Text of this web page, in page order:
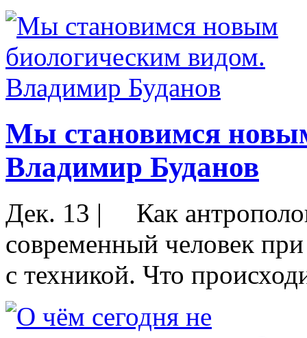
Мы становимся
Владимир Буданов
Дек. 13 |
Как
современный человек
с техникой. Что